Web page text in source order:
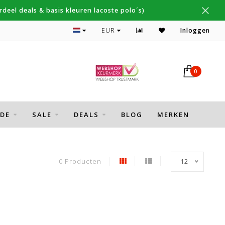
deals & basis kleuren lacoste polo´s)
Topmerken Thomas Maine, Cavallaro, Desoto
EUR Inloggen
0
SALE DEALS BLOG MERKEN
0 Producten 12